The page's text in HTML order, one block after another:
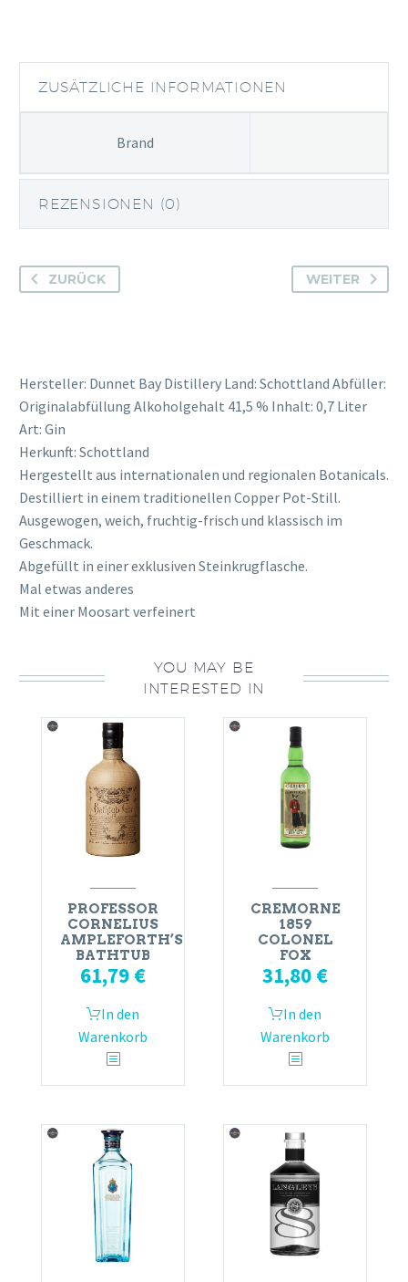
Rose
Menge
ZUSÄTZLICHE INFORMATIONEN
Brand
REZENSIONEN (0)
ZURÜCK WEITER
Hersteller: Dunnet Bay Distillery Land: Schottland Abfüller:
Originalabfüllung Alkoholgehalt 41,5 % Inhalt: 0,7 Liter
Art: Gin
Herkunft: Schottland
Hergestellt aus internationalen und regionalen Botanicals.
Destilliert in einem traditionellen Copper Pot-Still.
Ausgewogen, weich, fruchtig-frisch und klassisch im
Geschmack.
Abgefüllt in einer exklusiven Steinkrugflasche.
Mal etwas anderes
Mit einer Moosart verfeinert
YOU MAY BE
INTERESTED IN
PROFESSOR
CORNELIUS
AMPLEFORTH’S
BATHTUB
61,79 €
In den
Warenkorb
CREMORNE
1859
COLONEL
FOX
31,80 €
In den
Warenkorb